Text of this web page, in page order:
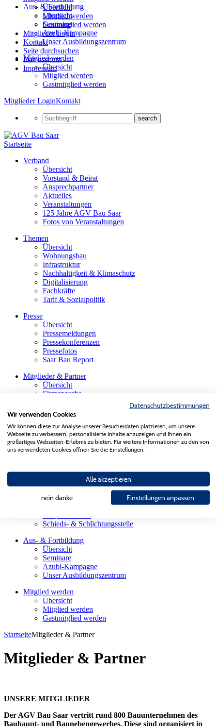
Übersicht
Mitglied werden
Gastmitglied werden
Mitglieder Login
Kontakt
Seite durchsuchen
Datenschutz
Impressum
Aus- & Fortbildung
Übersicht
Seminare
Azubi-Kampagne
Unser Ausbildungszentrum
Mitglied werden
Übersicht
Mitglied werden
Gastmitglied werden
Mitglieder LoginKontakt
Startseite
Verband
Übersicht
Vorstand & Beirat
Ansprechpartner
Aktuelles
Veranstaltungen
125 Jahre AGV Bau Saar
Fotos von Veranstaltungen
Themen
Übersicht
Wohnungsbau
Infrastruktur
Nachhaltigkeit & Klimaschutz
Digitalisierung
Fachkräfte
Tarif & Sozialpolitik
Presse
Übersicht
Pressemeldungen
Pressekonferenzen
Pressefotos
Saar Bau Report
Mitglieder & Partner
Übersicht
Firmensuche
Die saarländische Bauindustrie
Innungen & Fachgruppen
VBS-Verband der Baustoffindustrie
Landesgütegemeinschaft
Gesellschaften des AGV Bau Saar
Bauherren
Firmensuche
Sachverständige
Schieds- & Schlichtungsstelle
Aus- & Fortbildung
Übersicht
Seminare
Azubi-Kampagne
Unser Ausbildungszentrum
Mitglied werden
Übersicht
Mitglied werden
Gastmitglied werden
StartseiteMitglieder & Partner
Mitglieder & Partner
UNSERE MITGLIEDER
Der AGV Bau Saar vertritt rund 800 Bauunternehmen des
Bauhaupt- und Baunebengewerbes. Diese sind organisiert in
Datenschutzbestimmungen
Wir verwenden Cookies
Wir können diese zur Analyse unserer Besucherdaten platzieren, um unsere
Webseite zu verbessern, personalisierte Inhalte anzuzeigen und Ihnen ein
großartiges Webseiten-Erlebnis zu bieten. Für weitere Informationen zu den von
uns verwendeten Cookies öffnen Sie die Einstellungen.
Alle akzeptieren
nein danke Einstellungen anpassen